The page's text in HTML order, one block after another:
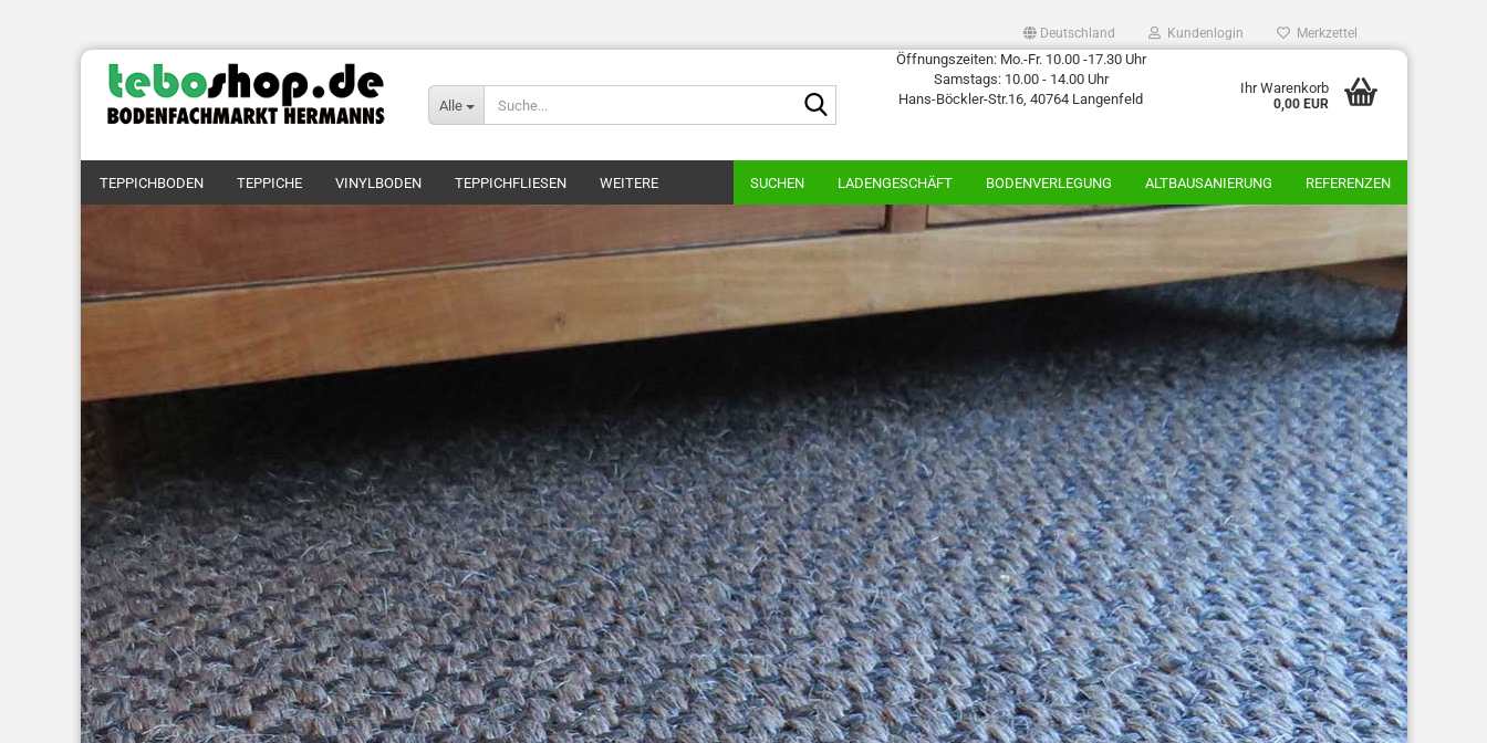
Deutschland Kundenlogin Merkzettel
Alle
Öffnungszeiten: Mo.-Fr. 10.00 -17.30 Uhr
Samstags: 10.00 - 14.00 Uhr
Hans-Böckler-Str.16, 40764 Langenfeld
Ihr Warenkorb
0,00 EUR
TEPPICHBODEN TEPPICHE VINYLBODEN TEPPICHFLIESEN SUCHEN LADENGESCHÄFT BODENVERLEGUNG ALTBAUSANIERUNG REFERENZEN
WEITERE